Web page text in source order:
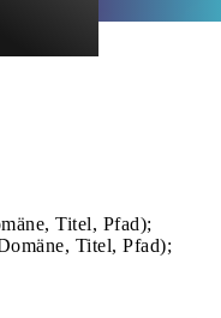
Titel, Pfad);
Titel, Pfad);